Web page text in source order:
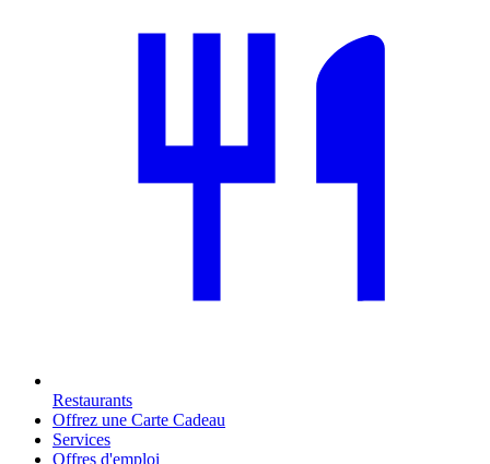
Restaurants
Offrez une Carte Cadeau
Services
Offres d'emploi